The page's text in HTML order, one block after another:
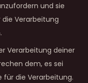
und sie
Verarbeitung
Verarbeitung deiner
dem, es sei
die Verarbeitung.